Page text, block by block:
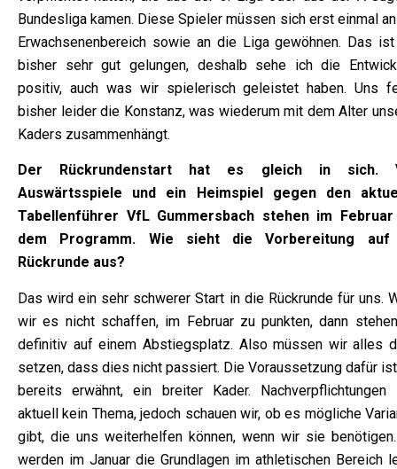
Bundesliga kamen. Diese Spieler müssen sich erst einmal
Erwachsenenbereich sowie an die Liga gewöhnen. Das
bisher sehr gut gelungen, deshalb sehe ich die
positiv, auch was wir spielerisch geleistet haben. Uns
bisher leider die Konstanz, was wiederum mit dem Alter
Kaders zusammenhängt.
Der Rückrundenstart hat es gleich in sich.
Auswärtsspiele und ein Heimspiel gegen den
Tabellenführer VfL Gummersbach stehen im
dem Programm. Wie sieht die Vorbereitung auf
Rückrunde aus?
Das wird ein sehr schwerer Start in die Rückrunde für uns.
wir es nicht schaffen, im Februar zu punkten, dann
definitiv auf einem Abstiegsplatz. Also müssen wir alles
setzen, dass dies nicht passiert. Die Voraussetzung dafür
bereits erwähnt, ein breiter Kader. Nachverpflichtungen
aktuell kein Thema, jedoch schauen wir, ob es mögliche
gibt, die uns weiterhelfen können, wenn wir sie
werden im Januar die Grundlagen im athletischen Bereich